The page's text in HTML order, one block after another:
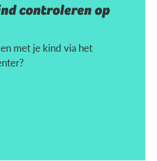
controleren op
met je kind via het